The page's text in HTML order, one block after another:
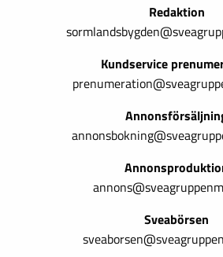
Redaktion
Kundservice
Sveabörsen